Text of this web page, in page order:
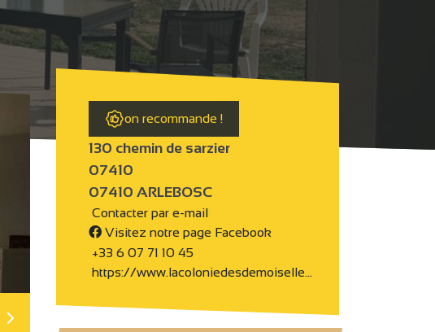
on recommande !
130 chemin de sarzier
07410
07410 ARLEBOSC
Contacter par e-mail
Visitez notre page Facebook
+33 6 07 71 10 45
https://www.lacoloniedesdemoiselle…